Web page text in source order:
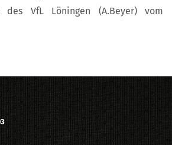
des VfL Löningen (A.Beyer) vom